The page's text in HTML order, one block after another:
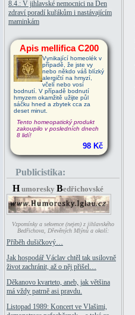
8.4.: V jihlavské nemocnici na Den
zdraví poradí kuřákům i nastávajícím
maminkám
Apis mellifica C200
Vynikající homeolék v
případě, že jste vy
nebo někdo váš blízký
alergičtí na hmyzí,
včelí nebo vosí
bodnutí. V případě bodnutí
hmyzem okamžitě užijte půl
sáčku hned a zbytek cca za
deset minut.
Tento homeopatický produkt
zakoupilo v posledních dnech
8 lidí!
98 Kč
Publicistika:
H umoresky Bedřichovské
Vzpomínky a sekvence (nejen) z jihlavského
Bedřichova, Dřevěných Mlýnů a okolí:
Příběh dušičkový…
Jak hospodář Václav chtěl tak usilovně
život zachránit, až o něj přišel…
Děkanovo kvarteto, aneb, jak většina
má vždy patrně asi pravdu.
Listopad 1989: Koncert ve Vlašimi,